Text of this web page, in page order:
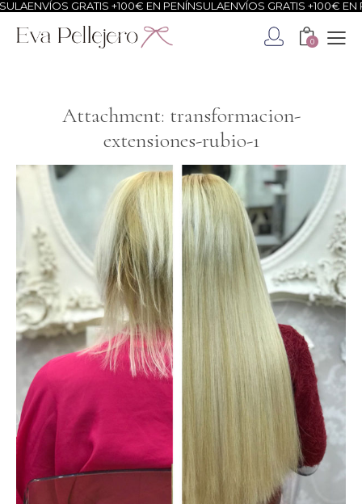
ENVÍOS GRATIS +100€ EN PENÍNSULAENVÍOS GRATIS +100€ EN
0
Attachment: transformacion-
extensiones-rubio-1